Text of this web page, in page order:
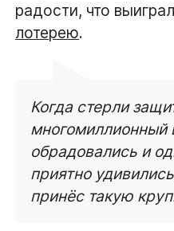
радости, что
лотерею.
Когда стерли
обрадовались и
приятно
принёс такую